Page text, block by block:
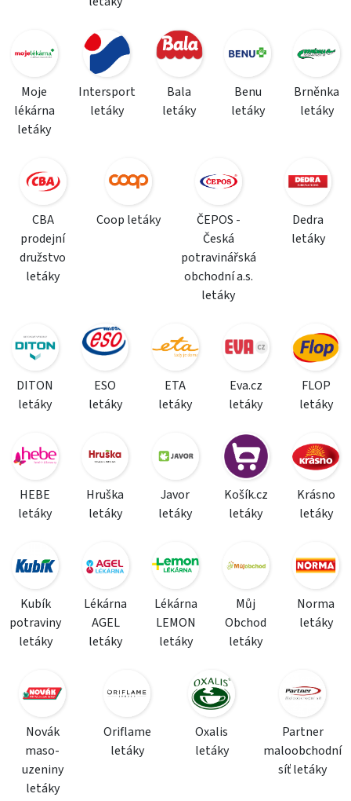
Moje
lékárna
letáky
Intersport
letáky
Bala
letáky
Benu
letáky
Brněnka
letáky
CBA
prodejní
družstvo
letáky
Coop letáky
ČEPOS -
Česká
potravinářská
obchodní a.s.
letáky
Dedra
letáky
DITON
letáky
ESO
letáky
ETA
letáky
Eva.cz
letáky
FLOP
letáky
HEBE
letáky
Hruška
letáky
Javor
letáky
Košík.cz
letáky
Krásno
letáky
Kubík
potraviny
letáky
Lékárna
AGEL
letáky
Lékárna
LEMON
letáky
Můj
Obchod
letáky
Norma
letáky
Novák
maso-
uzeniny
letáky
Oriflame
letáky
Oxalis
letáky
Partner
maloobchodní
síť letáky